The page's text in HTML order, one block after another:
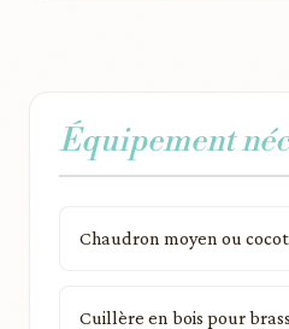
Équipement
Chaudron moyen ou
Cuillère en bois pour